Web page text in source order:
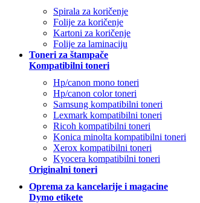
Spirala za koričenje
Folije za koričenje
Kartoni za koričenje
Folije za laminaciju
Toneri za štampače
Kompatibilni toneri
Hp/canon mono toneri
Hp/canon color toneri
Samsung kompatibilni toneri
Lexmark kompatibilni toneri
Ricoh kompatibilni toneri
Konica minolta kompatibilni toneri
Xerox kompatibilni toneri
Kyocera kompatibilni toneri
Originalni toneri
Oprema za kancelarije i magacine
Dymo etikete